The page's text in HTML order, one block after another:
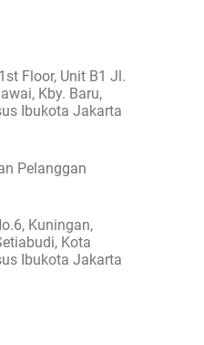
Floor, Unit B1 Jl.
Kby. Baru,
Ibukota Jakarta
Pelanggan
Kuningan,
Kota
Ibukota Jakarta